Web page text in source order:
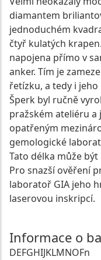
diamantem
jednoduchém
čtyř kulatých
napojena přímo v
anker. Tím je
řetízku, a tedy i
Šperk byl ručně
pražském ateliéru
opatřeným
gemologické
Tato délka může být
Pro snazší ověření
laboratoř GIA jeho
laserovou inskripcí.
Informace o
DEFGHIJKLMNOFn